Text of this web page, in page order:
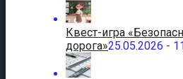
Квест-игра
дорога»25.05.2026 -